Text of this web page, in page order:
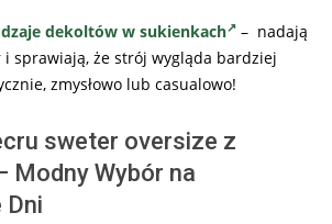
dekoltów w sukienkach
– nadają
sprawiają, że strój wygląda bardziej
zmysłowo lub casualowo!
sweter oversize z
Modny Wybór na
Dni